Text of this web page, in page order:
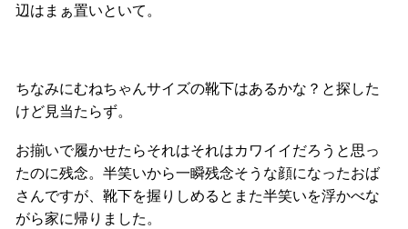
辺はまぁ置いといて。
ちなみにむねちゃんサイズの靴下はあるかな？と探した
けど見当たらず。
お揃いで履かせたらそれはそれはカワイイだろうと思っ
たのに残念。半笑いから一瞬残念そうな顔になったおば
さんですが、靴下を握りしめるとまた半笑いを浮かべな
がら家に帰りました。